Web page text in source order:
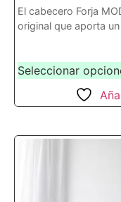
El cabecero Forja
original que aporta
Seleccionar